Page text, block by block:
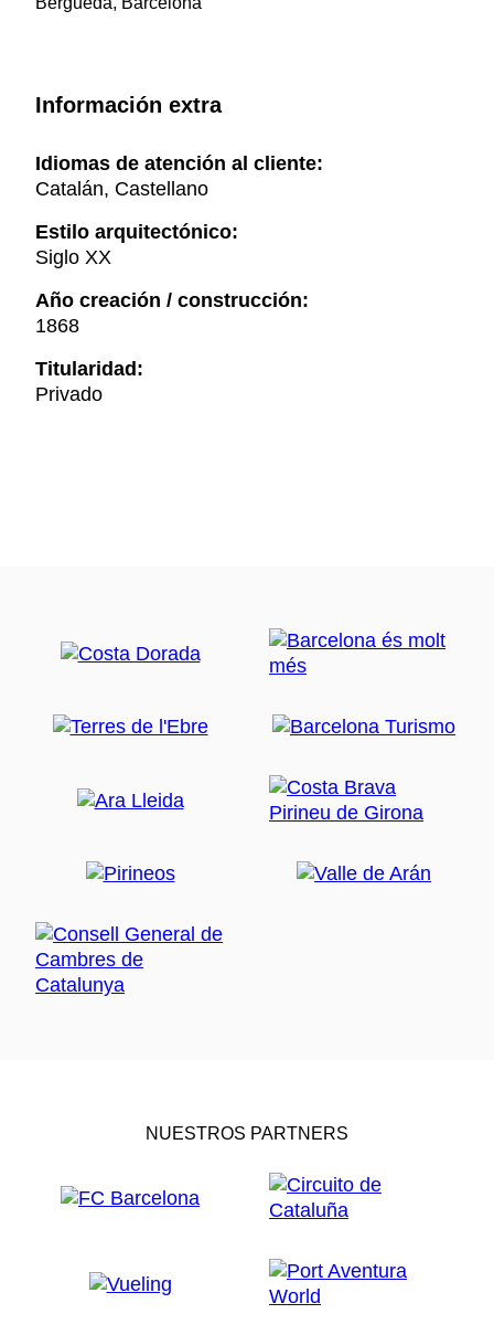
Información extra
Idiomas de atención al cliente:
Catalán, Castellano
Estilo arquitectónico:
Siglo XX
Año creación / construcción:
1868
Titularidad:
Privado
NUESTROS PARTNERS